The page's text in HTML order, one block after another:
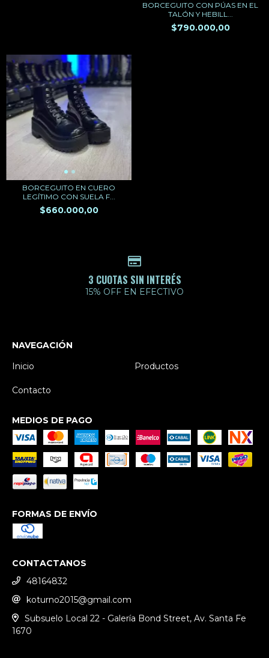
BORCEGUITO CON PÚAS EN EL
TALÓN Y HEBILL...
$790.000,00
BORCEGUITO EN CUERO
LEGÍTIMO CON SUELA F...
$660.000,00
3 CUOTAS SIN INTERÉS
15% OFF EN EFECTIVO
NAVEGACIÓN
Inicio
Productos
Contacto
MEDIOS DE PAGO
FORMAS DE ENVÍO
CONTACTANOS
48164832
koturno2015@gmail.com
Subsuelo Local 22 - Galería Bond Street, Av. Santa Fe
1670